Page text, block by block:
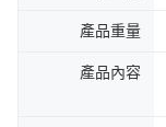
產品重量
產品內容